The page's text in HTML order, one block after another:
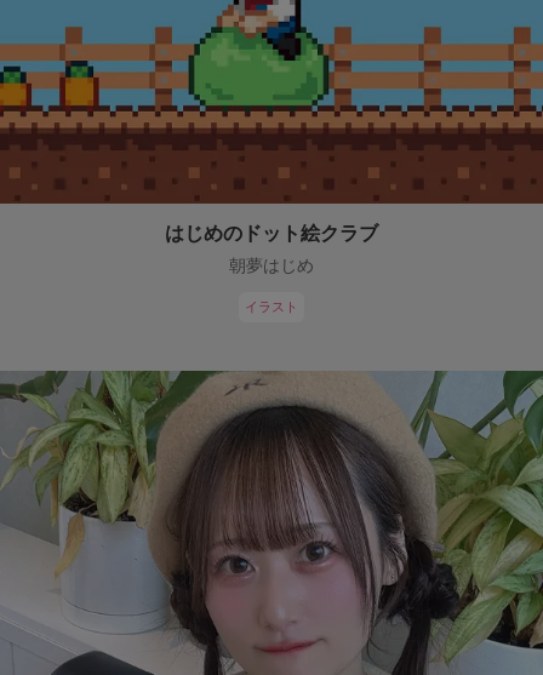
はじめのドット絵クラブ
朝夢はじめ
イラスト